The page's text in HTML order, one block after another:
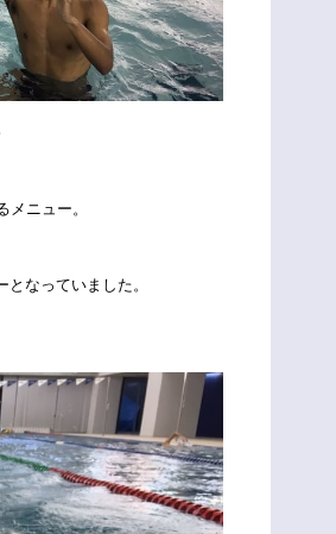
ニュー。
なっていました。